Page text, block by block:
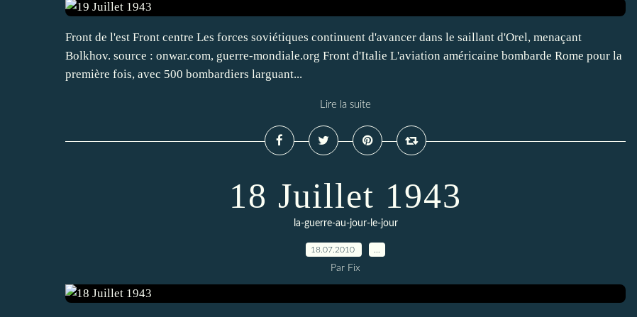
Front de l'est Front centre Les forces soviétiques continuent d'avancer dans le saillant d'Orel, menaçant
Bolkhov. source : onwar.com, guerre-mondiale.org Front d'Italie L'aviation américaine bombarde Rome pour la
première fois, avec 500 bombardiers larguant...
Lire la suite
18 Juillet 1943
la-guerre-au-jour-le-jour
18.07.2010
Par Fix